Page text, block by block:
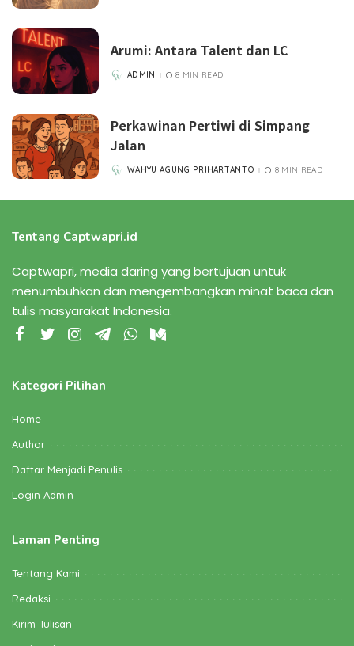
Arumi: Antara Talent dan LC
POSTED
ADMIN 8 MIN READ
Perkawinan Pertiwi di Simpang
Jalan
POSTED
WAHYU AGUNG PRIHARTANTO 8 MIN READ
Tentang Captwapri.id
Captwapri, media daring yang bertujuan untuk
menumbuhkan dan mengembangkan minat baca dan
tulis masyarakat Indonesia.
Kategori Pilihan
Home
Author
Daftar Menjadi Penulis
Login Admin
Laman Penting
Tentang Kami
Redaksi
Kirim Tulisan